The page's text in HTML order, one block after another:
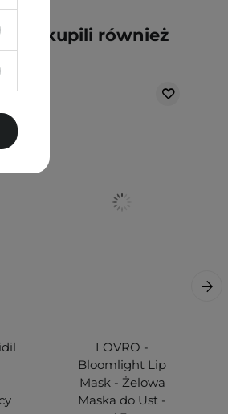
kupili również
LOVRO -
Bloomlight Lip
Mask - Żelowa
Maska do Ust -